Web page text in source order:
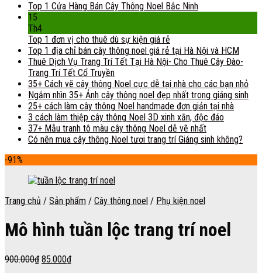
Top 1 Cửa Hàng Bán Cây Thông Noel Bắc Ninh
15
Th4
Top 1 đơn vị cho thuê dù sự kiện giá rẻ
Top 1 địa chỉ bán cây thông noel giá rẻ tại Hà Nội và HCM
Thuê Dịch Vụ Trang Trí Tết Tại Hà Nội- Cho Thuê Cây Đào-
Trang Trí Tết Cổ Truyền
35+ Cách vẽ cây thông Noel cực dễ tại nhà cho các bạn nhỏ
Ngắm nhìn 35+ Ảnh cây thông noel đẹp nhất trong giáng sinh
25+ cách làm cây thông Noel handmade đơn giản tại nhà
3 cách làm thiệp cây thông Noel 3D xinh xắn, độc đáo
37+ Mẫu tranh tô màu cây thông Noel dễ vẽ nhất
Có nên mua cây thông Noel tươi trang trí Giáng sinh không?
-91%
Trang chủ / Sản phẩm / Cây thông noel / Phụ kiện noel
Mô hình tuần lộc trang trí noel
900.000₫ 85.000₫